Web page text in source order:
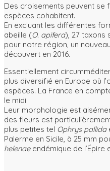
Des croisements peuvent
espèces cohabitent.
En excluant les différentes
abeille (O. apifera), 27 taxons
pour notre région, un nouveau
découvert en 2016.
Essentiellement
plus diversifié en Europe où
espèces. La France en
le midi.
Leur morphologie est
des fleurs est
plus petites tel Ophrys pallida
Palerme en Sicile, à 25 mm
helenaeendémique de l’Épire